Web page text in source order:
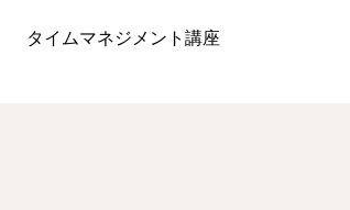
タイムマネジメント講座